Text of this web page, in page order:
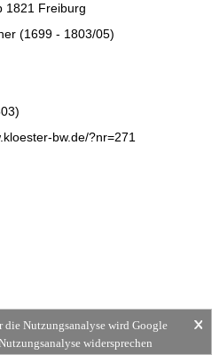
1821 Freiburg
(1699 - 1803/05)
bw.de/?nr=271
die Nutzungsanalyse wird Google
widersprechen